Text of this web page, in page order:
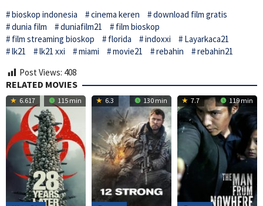
bioskop indonesia
cinema keren
download film gratis
dunia film
duniafilm21
film bioskop
film streaming bioskop
florida indoxxi
Layarkaca21
lk21
lk21 xxi miami movie21 rebahin
rebahin21
Post Views: 408
RELATED MOVIES
6.617 115 min 6.3 130 min 7.7 119 min